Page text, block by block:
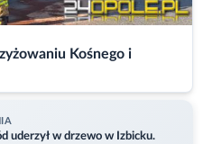
Kośnego i
uderzył w drzewo w Izbicku.